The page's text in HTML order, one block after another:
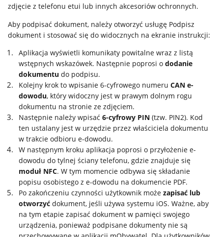
zdjęcie z telefonu etui lub innych akcesoriów ochronnych.
Aby podpisać dokument, należy otworzyć usługę Podpisz
dokument i stosować się do widocznych na ekranie instrukcji:
Aplikacja wyświetli komunikaty powitalne wraz z listą
wstępnych wskazówek. Następnie poprosi ododanie
dokumentu do podpisu.
Kolejny krok to wpisanie 6-cyfrowego numeruCAN e-
dowodu, który widoczny jest w prawym dolnym rogu
dokumentu na stronie ze zdjęciem.
Następnie należy wpisać6-cyfrowy PIN (tzw. PIN2). Kod
ten ustalany jest w urzędzie przez właściciela dokumentu
w trakcie odbioru e-dowodu.
W następnym kroku aplikacja poprosi o przyłożenie e-
dowodu do tylnej ściany telefonu, gdzie znajduje się
moduł NFC. W tym momencie odbywa się składanie
popisu osobistego z e-dowodu na dokumencie PDF.
Po zakończeniu czynności użytkownik możezapisać lub
otworzyć dokument, jeśli używa systemu iOS. Ważne, aby
na tym etapie zapisać dokument w pamięci swojego
urządzenia, ponieważ podpisane dokumenty nie są